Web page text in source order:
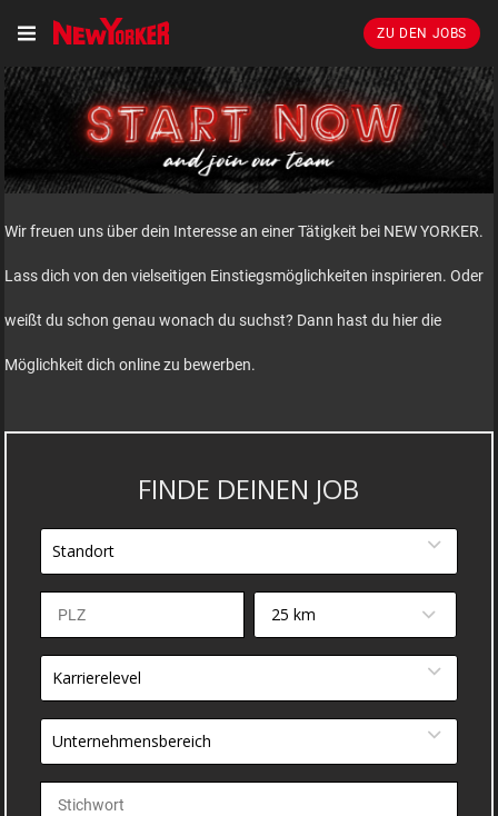
ZU DEN JOBS
Wir freuen uns über dein Interesse an einer Tätigkeit bei NEW YORKER.
Lass dich von den vielseitigen Einstiegsmöglichkeiten inspirieren. Oder
weißt du schon genau wonach du suchst? Dann hast du hier die
Möglichkeit dich online zu bewerben.
FINDE DEINEN JOB
Standort
25 km
Karrierelevel
Unternehmensbereich